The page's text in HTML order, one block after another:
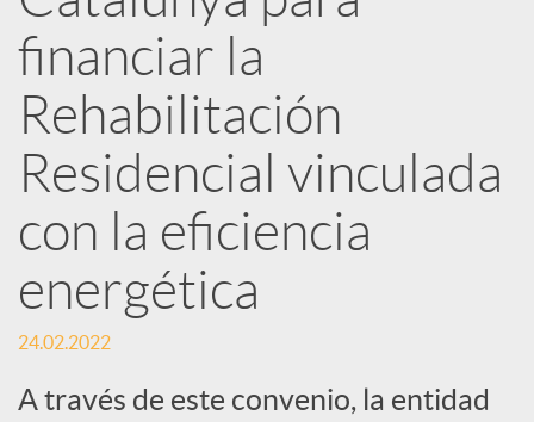
s
S
o
c
i
financiar la
Rehabilitación
Residencial vinculada
con la eficiencia
energética
24.02.2022
A través de este convenio, la entidad